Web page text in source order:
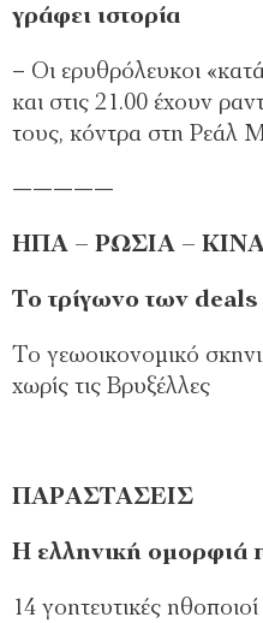
γράφει ιστορία
– Οι ερυθρόλευκοι
και στις 21.00 έχουν
τους, κόντρα στη Ρεάλ
—————
ΗΠΑ – ΡΩΣΙΑ –
Το τρίγωνο των
Το γεωοικονοµικό
χωρίς τις Βρυξέλλες
ΠΑΡΑΣΤΑΣΕΙΣ
Η ελληνική οµορφιά
14 γοητευτικές